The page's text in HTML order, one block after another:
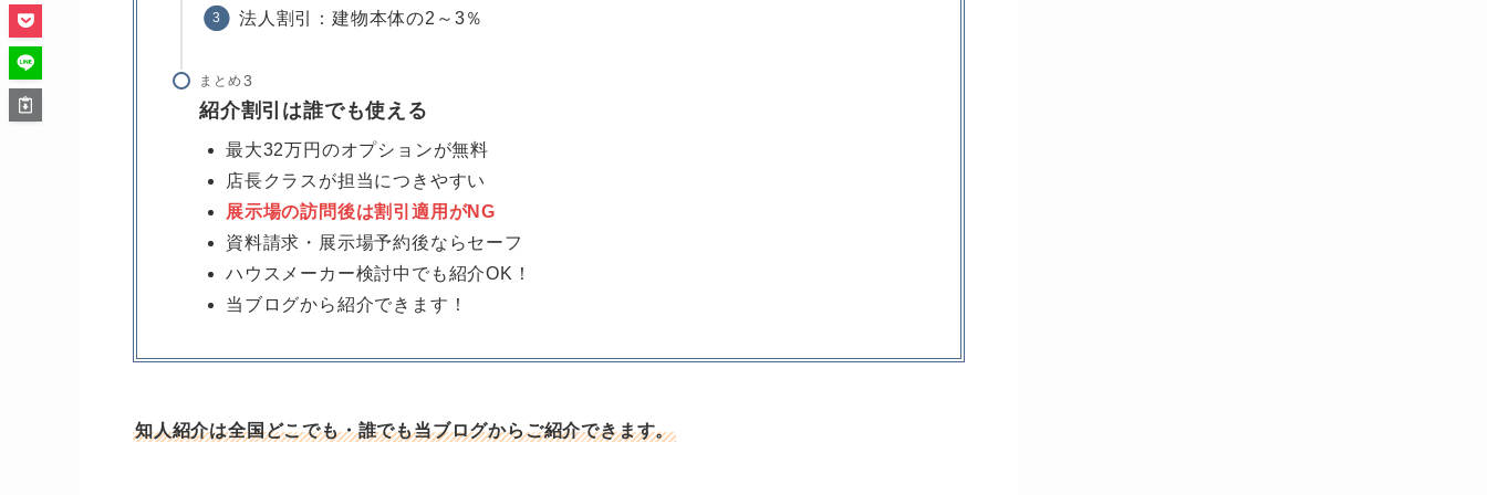
法人割引：建物本体の2～3％
まとめ
紹介割引は誰でも使える
最大32万円のオプションが無料
店長クラスが担当につきやすい
展示場の訪問後は割引適用がNG
資料請求・展示場予約後ならセーフ
ハウスメーカー検討中でも紹介OK！
当ブログから紹介できます！
知人紹介は全国どこでも・誰でも当ブログからご紹介できます。